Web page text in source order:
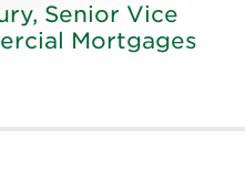
Senior Vice
Mortgages